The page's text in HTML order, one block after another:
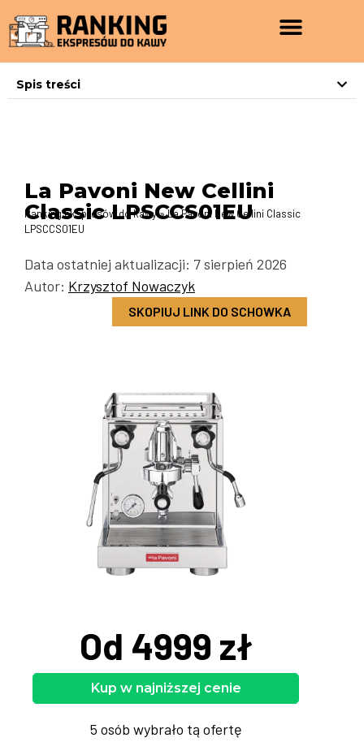
Spis treści
La Pavoni New Cellini
Classic LPSCCS01EU
Ranking ekspresów do kawy»La Pavoni New Cellini Classic
LPSCCS01EU
Data ostatniej aktualizacji: 7 sierpień 2026
Autor: Krzysztof Nowaczyk
SKOPIUJ LINK DO SCHOWKA
Od 4999 zł
Kup w najniższej cenie
5 osób wybrało tą ofertę